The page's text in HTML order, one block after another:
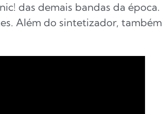
das demais bandas da época.
Além do sintetizador, também